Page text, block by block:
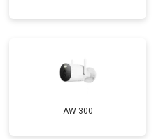
AW 300